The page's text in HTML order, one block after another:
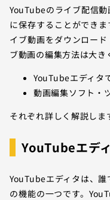
YouTubeのライブ配信
に保存することができ
イブ動画をダウンロー
ブ動画の編集方法は大き
YouTubeエディタ
動画編集ソフト・
それぞれ詳しく解説しま
YouTubeエデ
YouTubeエディタは、
の機能の一つです。